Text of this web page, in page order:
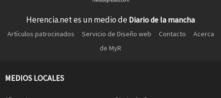
Herencia.net es un medio de Diario de la mancha
Artículos patrocinados Servicio de Diseño web Contacto
Acerca
de MyR
MEDIOS LOCALES